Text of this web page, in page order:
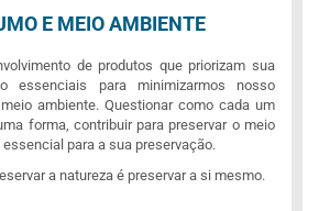
E MEIO AMBIENTE
de produtos que priorizam sua
essenciais para minimizarmos nosso
ambiente. Questionar como cada um
forma, contribuir para preservar o meio
para a sua preservação.
a natureza é preservar a si mesmo.